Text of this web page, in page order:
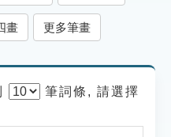
畫 更多筆畫
筆詞條, 請選擇